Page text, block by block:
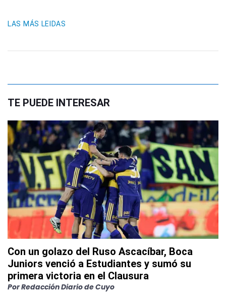
LAS MÁS LEIDAS
TE PUEDE INTERESAR
Con un golazo del Ruso Ascacíbar, Boca
Juniors venció a Estudiantes y sumó su
primera victoria en el Clausura
PorRedacción Diario de Cuyo